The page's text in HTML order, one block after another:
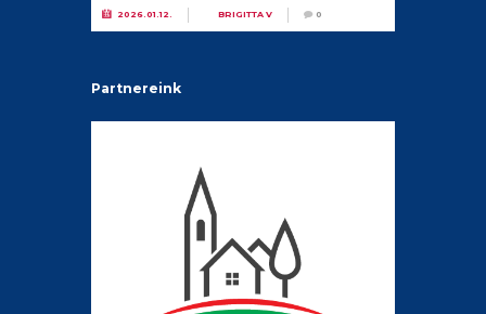
2026.01.12. BRIGITTA V 0
Partnereink